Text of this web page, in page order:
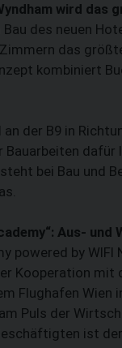
wird das
des neuen
das
kombiniert
der B9 in
Bauarbeiten
bei Bau und
Aus-
powered by
Kooperation
Flughafen Wien
Puls der
ist